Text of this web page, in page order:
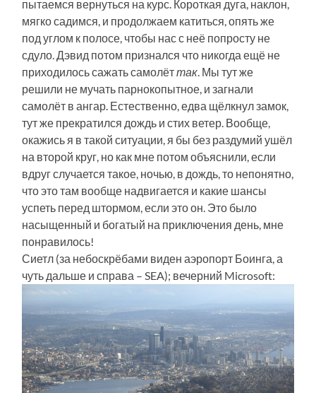
пытаемся вернуться на курс. Короткая дуга, наклон,
мягко садимся, и продолжаем катиться, опять же
под углом к полосе, чтобы нас с неё попросту не
сдуло. Дэвид потом признался что никогда ещё не
приходилось сажать самолёттак. Мы тут же
решили не мучать парнокопытное, и загнали
самолёт в ангар. Естественно, едва щёлкнул замок,
тут же прекратился дождь и стих ветер. Вообще,
окажись я в такой ситуации, я бы без раздумий ушёл
на второй круг, но как мне потом объяснили, если
вдруг случается такое, ночью, в дождь, то непонятно,
что это там вообще надвигается и какие шансы
успеть перед штормом, если это он. Это было
насыщенный и богатый на приключения день, мне
понравилось!
Сиетл (за небоскрёбами виден аэропорт Боинга, а
чуть дальше и справа – SEA); вечерний Microsoft: